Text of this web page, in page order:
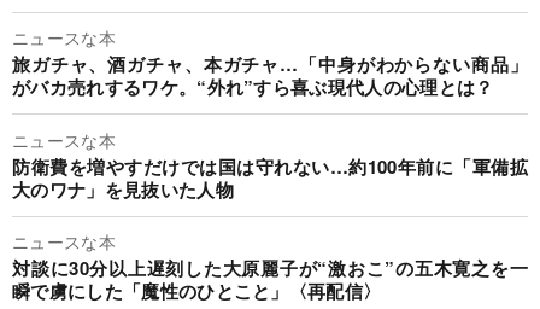
ニュースな本
旅ガチャ、酒ガチャ、本ガチャ…「中身がわからない商品」
がバカ売れするワケ。“外れ”すら喜ぶ現代人の心理とは？
ニュースな本
防衛費を増やすだけでは国は守れない…約100年前に「軍備拡
大のワナ」を見抜いた人物
ニュースな本
対談に30分以上遅刻した大原麗子が“激おこ”の五木寛之を一
瞬で虜にした「魔性のひとこと」〈再配信〉